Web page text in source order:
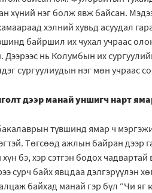
хүний нэг болж явж байсан.
хэлний хувьд асуудал
байршил их чухал учраас
Дээрээс нь Колумбын их
сургуулиудын нэг мөн учраас
дээр манай уншигч нарт
түвшинд ямар ч
Төгсөөд ажлын байран дээр
бэ, хэр сэтгэн бодох
сурч байх явцдаа дэлгэрүүлэн
байхад манай гэр бүл “Чи